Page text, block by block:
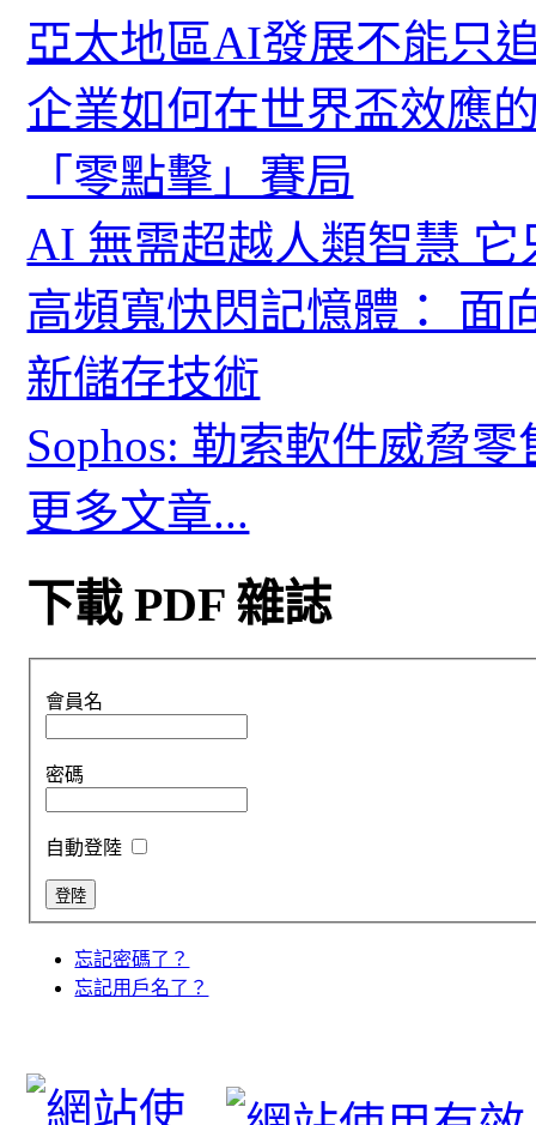
亞太地區AI發展不能只
企業如何在世界盃效應
「零點擊」賽局
AI 無需超越人類智慧
高頻寬快閃記憶體： 面
新儲存技術
Sophos: 勒索軟件威脅
更多文章...
下載 PDF 雜誌
會員名
密碼
自動登陸
忘記密碼了？
忘記用戶名了？